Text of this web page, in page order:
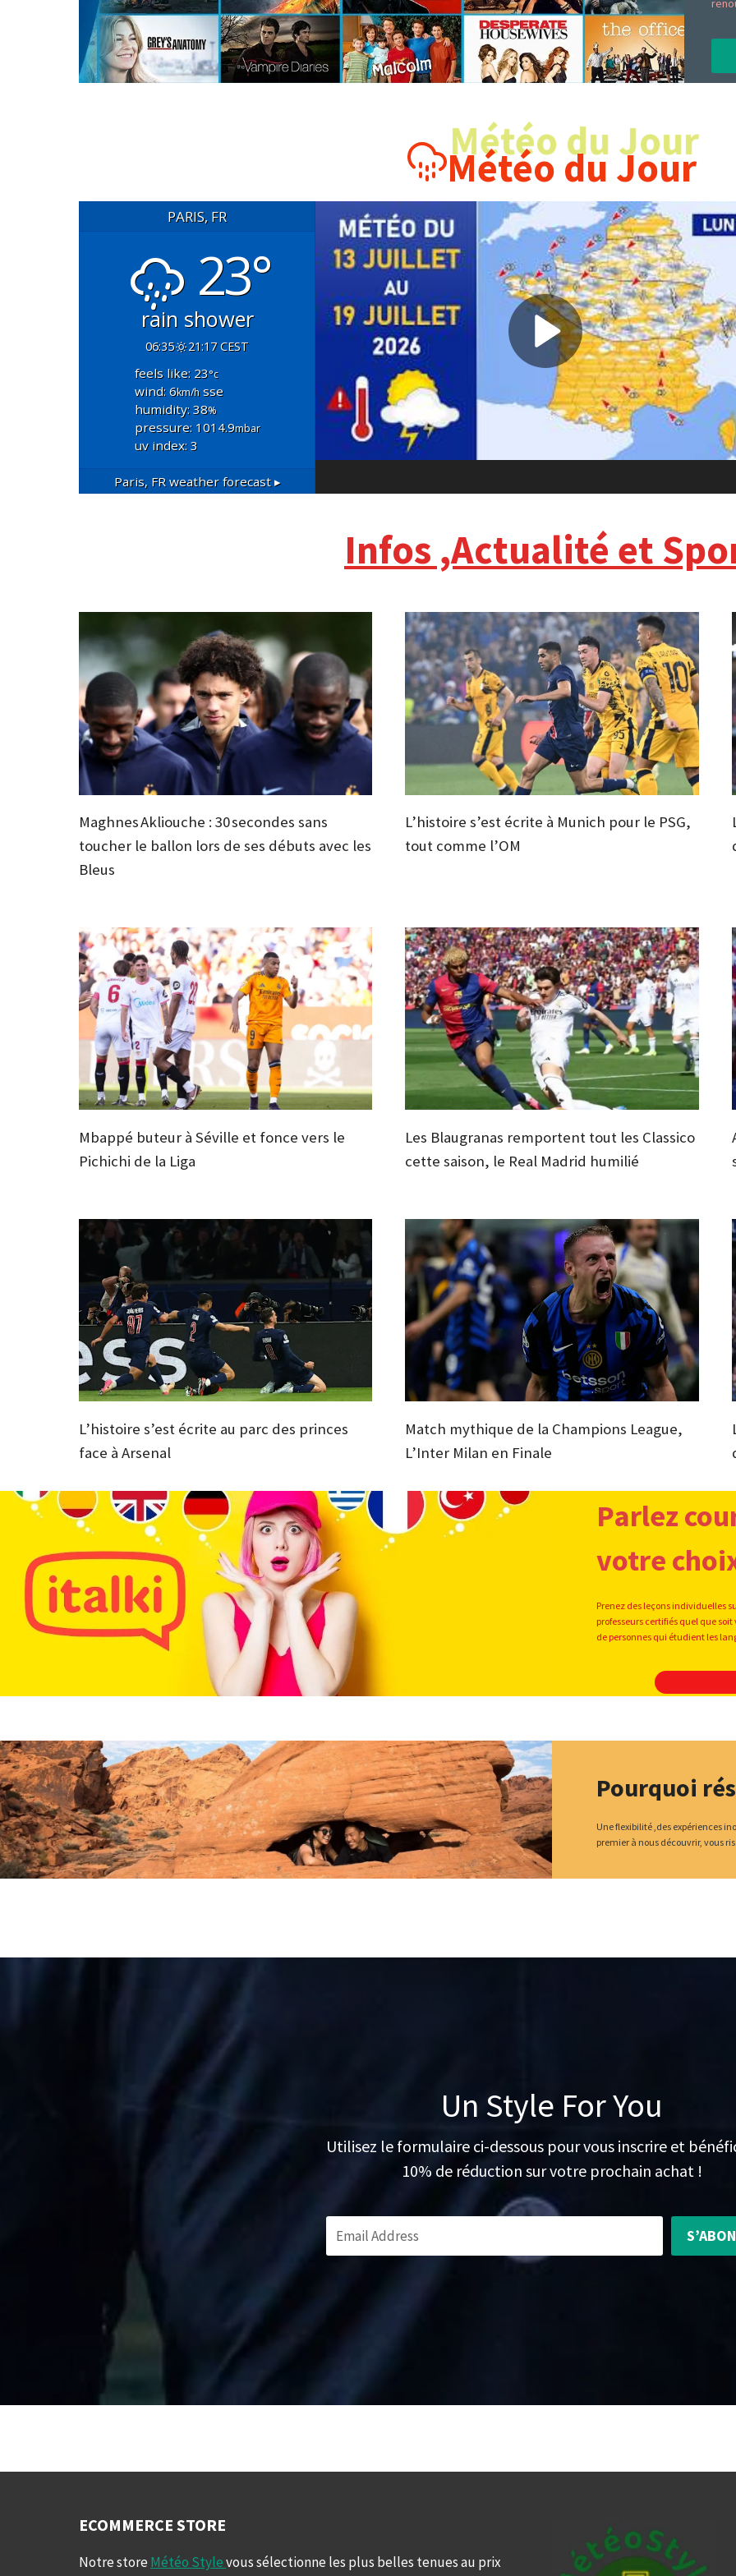
Météo du Jour
PARIS, FR
23°
rain shower
06:35 21:17 CEST
feels like: 23°c
wind: 6km/hsse
humidity: 38%
pressure: 1014.9mbar
uv index: 3
Paris, FRweather forecast ▸
Infos ,Actualité et
Maghnes Akliouche : 30 secondes sans
toucher le ballon lors de ses débuts avec les
Bleus
L’histoire s’est écrite à Munich pour le PSG,
tout comme l’OM
Mbappé buteur à Séville et fonce vers le
Pichichi de la Liga
Les Blaugranas remportent tout les Classico
cette saison, le Real Madrid humilié
L’histoire s’est écrite au parc des princes
face à Arsenal
Match mythique de la Champions League,
L’Inter Milan en Finale
Parlez
votre
Prenez des leçons individuelles
professeurs certifiés quel que
de personnes qui étudient les
Pourquoi
Une flexibilité ,des expériences
premier à nous découvrir, vous
Un Style For You
Utilisez le formulaire ci-dessous pour vous inscrire et
10% de réduction sur votre prochain achat !
ECOMMERCE STORE
Notre store Météo Stylevous sélectionne les plus belles tenues au prix